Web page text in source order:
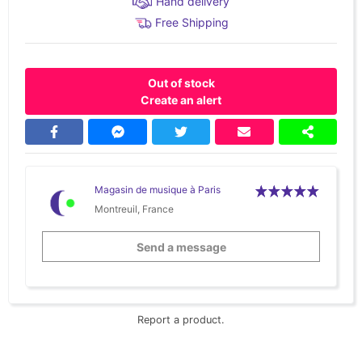
Free Shipping
Out of stock
Create an alert
Magasin de musique à Paris
Montreuil, France
Send a message
Report a product.